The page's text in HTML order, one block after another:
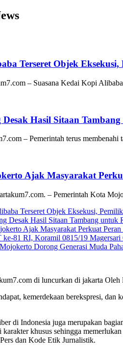
Terseret Objek
– Suasana Kedai Kopi
Hasil Sitaan
– Pemerintah terus
Ajak Masyarakat
– Pemerintah Kota
Terseret Objek Eksekusi,
Desak Hasil Sitaan Tambang untuk
Ajak Masyarakat Perkuat
ke-81 RI, Koramil 0815/19
Dorong Generasi Muda
di luncurkan di jakarta
kemerdekaan berekspresi,
di Indonesia juga merupakan
khusus sehingga
dan Kode Etik Jurnalistik.